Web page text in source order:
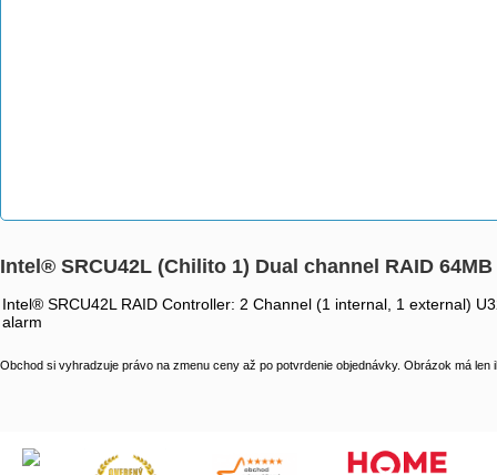
Intel® SRCU42L (Chilito 1) Dual channel RAID 64MB
Intel® SRCU42L RAID Controller: 2 Channel (1 internal, 1 external)
alarm
Obchod si vyhradzuje právo na zmenu ceny až po potvrdenie objednávky. Obrázok má len